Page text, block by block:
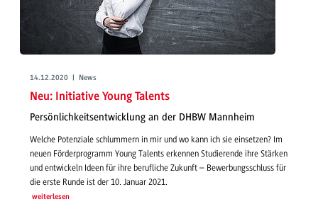
14.12.2020 | News
Neu: Initiative Young Talents
Persönlichkeitsentwicklung an der DHBW Mannheim
Welche Potenziale schlummern in mir und wo kann ich sie einsetzen? Im
neuen Förderprogramm Young Talents erkennen Studierende ihre Stärken
und entwickeln Ideen für ihre berufliche Zukunft – Bewerbungsschluss für
die erste Runde ist der 10. Januar 2021.
weiterlesen